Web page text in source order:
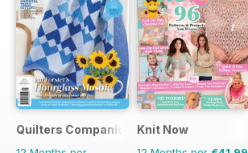
Quilters Companion Knit Now